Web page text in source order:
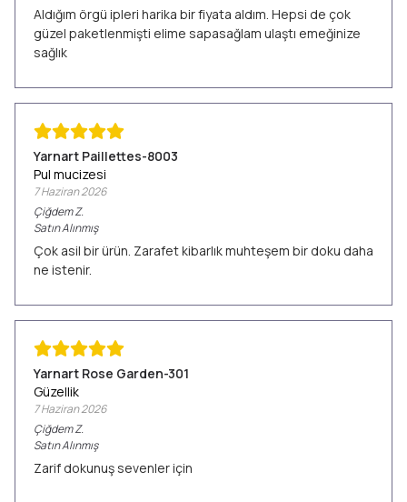
Aldığım örgü ipleri harika bir fiyata aldım. Hepsi de çok
güzel paketlenmişti elime sapasağlam ulaştı emeğinize
sağlık
Yarnart Paillettes-8003
Pul mucizesi
7 Haziran 2026
ÇiğdemZ.
Satın Alınmış
Çok asil bir ürün. Zarafet kibarlık muhteşem bir doku daha
ne istenir.
Yarnart Rose Garden-301
Güzellik
7 Haziran 2026
ÇiğdemZ.
Satın Alınmış
Zarif dokunuş sevenler için